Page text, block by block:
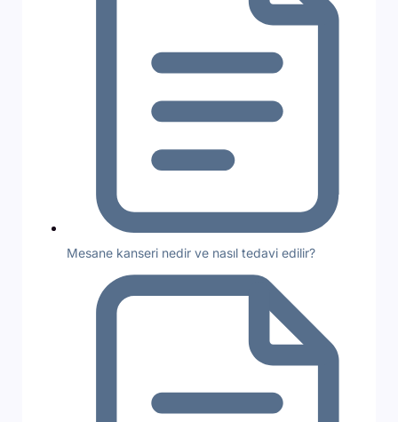
Mesane kanseri nedir ve nasıl tedavi edilir?